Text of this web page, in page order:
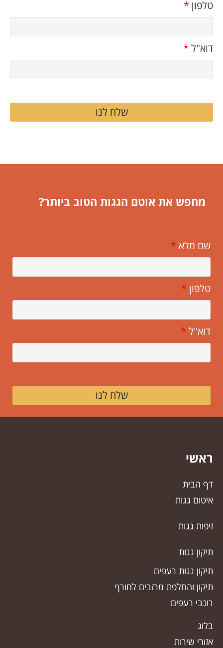
טלפון *
דוא"ל *
שלח לנו
מחפש את אוטם הגגות הטוב ביותר?
שם מלא *
טלפון *
דוא"ל *
שלח לנו
ראשי
דף הבית
איטום גגות
זיפות גגות
תיקון גגות
תיקון גגות רעפים
תיקון והחלפת מרזבים לחורף
רוכבי רעפים
בלוג
אזורי שירות